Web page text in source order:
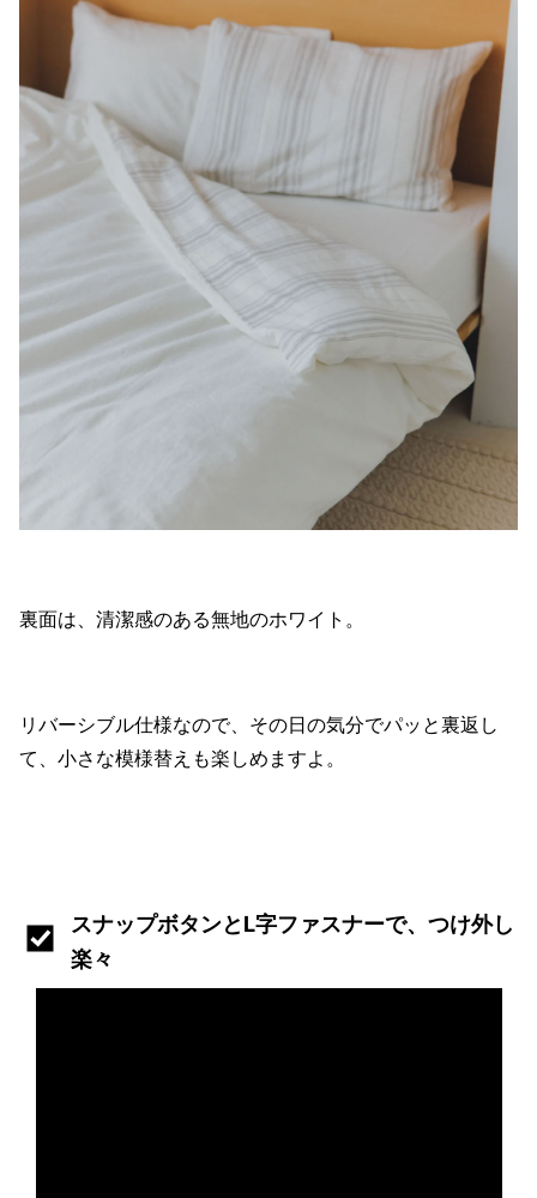
裏面は、清潔感のある無地のホワイト。
リバーシブル仕様なので、その日の気分でパッと裏返し
て、小さな模様替えも楽しめますよ。
スナップボタンとL字ファスナーで、つけ外し
楽々